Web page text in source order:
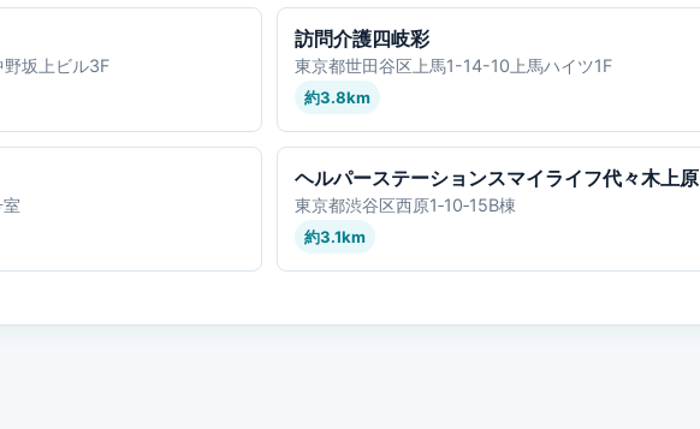
坂上ビル3F
訪問介護四岐彩
東京都世田谷区上馬1-14-10上馬ハイツ1F
約3.8km
ヘルパーステーションスマイライフ代々木上原
東京都渋谷区西原1‐10‐15B棟
約3.1km